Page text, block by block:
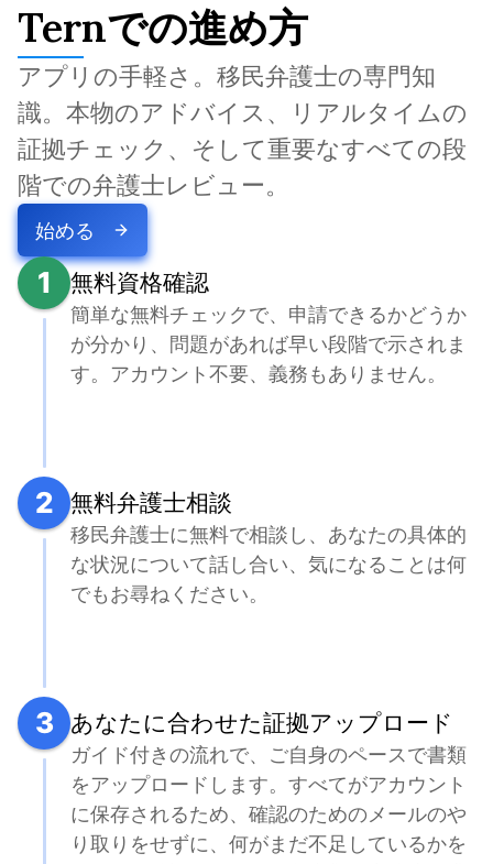
Ternでの進め方
アプリの手軽さ。移民弁護士の専門知
識。本物のアドバイス、リアルタイムの
証拠チェック、そして重要なすべての段
階での弁護士レビュー。
始める
1 無料資格確認
簡単な無料チェックで、申請できるかどうか
が分かり、問題があれば早い段階で示されま
す。アカウント不要、義務もありません。
2 無料弁護士相談
移民弁護士に無料で相談し、あなたの具体的
な状況について話し合い、気になることは何
でもお尋ねください。
3 あなたに合わせた証拠アップロード
ガイド付きの流れで、ご自身のペースで書類
をアップロードします。すべてがアカウント
に保存されるため、確認のためのメールのや
り取りをせずに、何がまだ不足しているかを